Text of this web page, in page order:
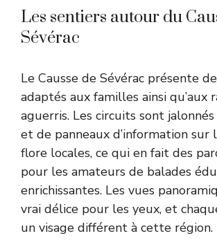
Les sentiers autour du
Sévérac
Le Causse de Sévérac présente
adaptés aux familles ainsi qu’aux
aguerris. Les circuits sont
et de panneaux d’information sur
flore locales, ce qui en fait des
pour les amateurs de balades
enrichissantes. Les vues
vrai délice pour les yeux, et
un visage différent à cette région.